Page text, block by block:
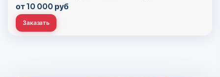
от 10 000 руб
Заказать